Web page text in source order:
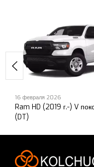
16 февраля 2026
Ram HD (2019 г.-) V
(DT)